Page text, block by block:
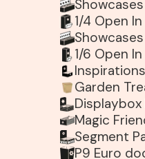
1/4 Open
1/6 Open
Inspirations
Garden
Magic
Segment
P9 Euro